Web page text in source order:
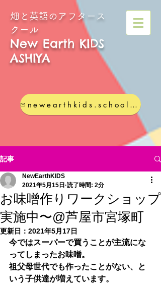
畑と英語のアフタース
クール
New Earth KIDS
ASHIYA
記事
お味噌作りワークショップ
実施中〜@芦屋市宮塚町
NewEarthKIDS
2021年5月15日 読了時間: 2分
更新日： 2021年5月17日
今ではスーパーで買うことが主流にな
ってしまったお味噌。
祖父母世代でも作ったことがない、と
いう子供達が増えています。